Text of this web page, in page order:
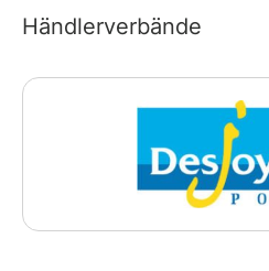
Händlerverbände